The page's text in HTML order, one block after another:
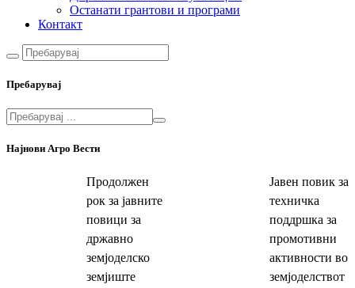
Останати грантови и програми
Контакт
Пребарувај
Најнови Агро Вести
Продолжен
рок за јавните
повици за
државно
земјоделско
земјиште
Јавен повик за
техничка
поддршка за
промотивни
активности во
земјоделствот